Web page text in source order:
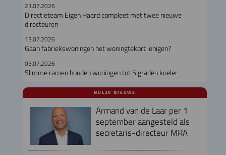
21.07.2026
Directieteam Eigen Haard compleet met twee nieuwe
directeuren
13.07.2026
Gaan fabriekswoningen het woningtekort lenigen?
03.07.2026
Slimme ramen houden woningen tot 5 graden koeler
NUL20 NIEUWS
Armand van de Laar per 1
september aangesteld als
secretaris-directeur MRA